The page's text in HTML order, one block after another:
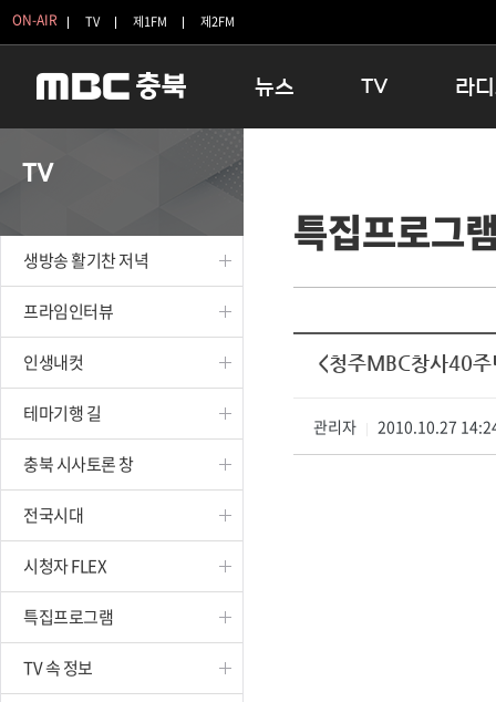
ON-AIR TV 제1FM 제2FM
뉴스
보은
옥천
TV
인생내컷
테마기행 길
시청자 FLEX
특집프로그램
종영프로그램
라
16:00 완
우리 고
TV
생방송 활기찬 저녁
프라임인터뷰
인생내컷
테마기행 길
충북 시사토론 창
전국시대
시청자 FLEX
특집프로그램
TV 속 정보
특집프로그
<청주MBC창사40
관리자 2010.10.27